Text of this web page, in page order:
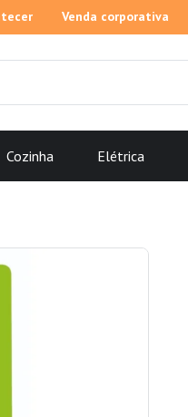
Venda corporativa
Cozinha Elétrica